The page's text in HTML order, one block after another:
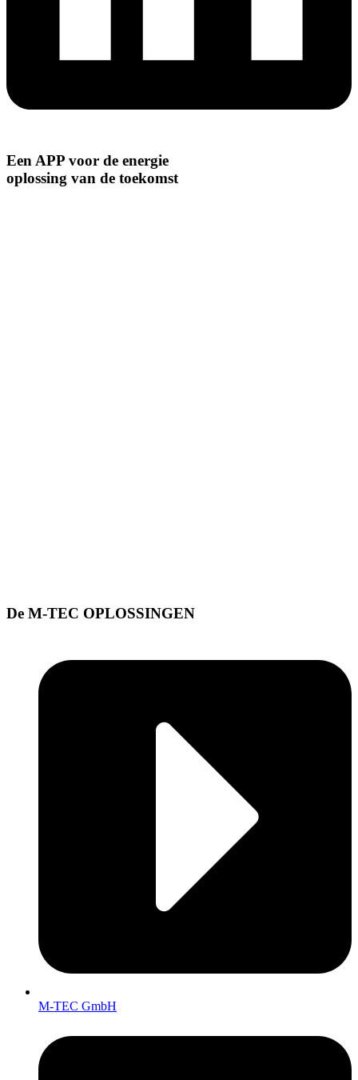
Een APP voor de energie
oplossing van de toekomst
De M-TEC OPLOSSINGEN
M-TEC GmbH